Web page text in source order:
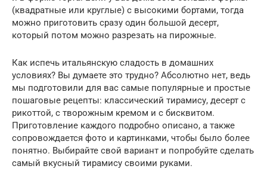
(квадратные или круглые) с высокими бортами, тогда
можно приготовить сразу один большой десерт,
который потом можно разрезать на пирожные.
Как испечь итальянскую сладость в домашних
условиях? Вы думаете это трудно? Абсолютно нет, ведь
мы подготовили для вас самые популярные и простые
пошаговые рецепты: классический тирамису, десерт с
рикоттой, с творожным кремом и с бисквитом.
Приготовление каждого подробно описано, а также
сопровождается фото и картинками, чтобы было более
понятно. Выбирайте свой вариант и попробуйте сделать
самый вкусный тирамису своими руками.